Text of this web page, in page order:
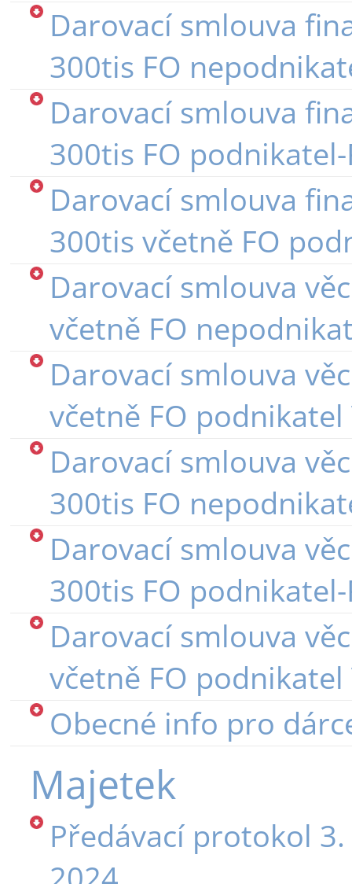
Darovací smlouva
300tis FO
Darovací smlouva
300tis FO podnikatel-
Darovací smlouva
300tis včetně FO
Darovací smlouva
včetně FO
Darovací smlouva
včetně FO podnikatel
Darovací smlouva
300tis FO
Darovací smlouva
300tis FO podnikatel-
Darovací smlouva
včetně FO podnikatel
Obecné info pro
Majetek
Předávací protokol